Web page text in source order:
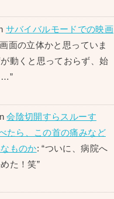
サバイバルモードでの映画
面の立体かと思っていま
動くと思っておらず、始
…”
会陰切開すらスルーす
たら、この首の痛みなど
ものか: “ついに、病院へ
た！笑”